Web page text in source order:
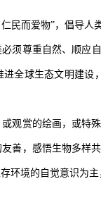
仁民而爱物”，倡导
须尊重自然、顺应
全球生态文明建设
观赏的绘画，或特
善，感悟生物多样
环境的自觉意识为